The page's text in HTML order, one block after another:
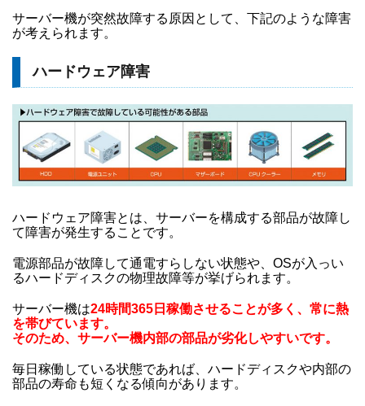
サーバー機が突然故障する原因として、下記のような障害
が考えられます。
ハードウェア障害
ハードウェア障害とは、サーバーを構成する部品が故障し
て障害が発生することです。
電源部品が故障して通電すらしない状態や、OSが入っい
るハードディスクの物理故障等が挙げられます。
サーバー機は24時間365日稼働させることが多く、常に熱
を帯びています。
そのため、サーバー機内部の部品が劣化しやすいです。
毎日稼働している状態であれば、ハードディスクや内部の
部品の寿命も短くなる傾向があります。